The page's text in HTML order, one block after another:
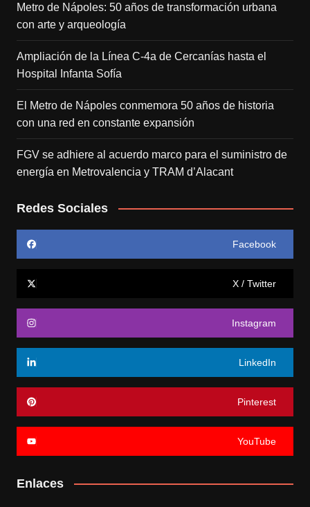
Metro de Nápoles: 50 años de transformación urbana
con arte y arqueología
Ampliación de la Línea C-4a de Cercanías hasta el
Hospital Infanta Sofía
El Metro de Nápoles conmemora 50 años de historia
con una red en constante expansión
FGV se adhiere al acuerdo marco para el suministro de
energía en Metrovalencia y TRAM d’Alacant
Redes Sociales
Facebook
X / Twitter
Instagram
LinkedIn
Pinterest
YouTube
Enlaces